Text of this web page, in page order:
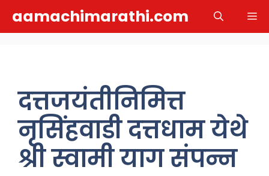
aamachimarathi.com
दत्तजयंतीनिमित्त
नृसिंहवाडी दत्तधाम येथे
श्री स्वामी याग संपन्न